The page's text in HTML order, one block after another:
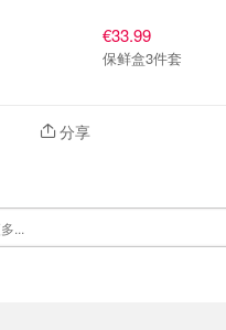
€33.99
保鲜盒3件套
分享